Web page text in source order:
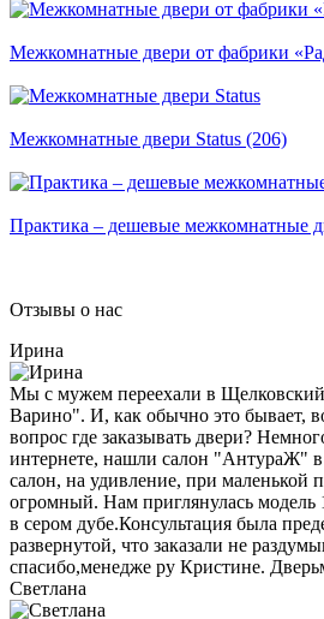
Межкомнатные двери от фабрики
Межкомнатные двери Status (206)
Практика – дешевые межкомнатные
Отзывы о нас
Ирина
Мы с мужем переехали в
Варино". И, как обычно это бывает,
вопрос где заказывать двери?
интернете, нашли салон "АнтураЖ"
салон, на удивление, при маленькой
огромный. Нам приглянулась модель
в сером дубе.Консультация была
развернутой, что заказали не
спасибо,менедже ру Кристине.
Светлана